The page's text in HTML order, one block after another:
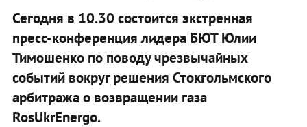
Сегодня в 10.30 состоится экстренная
пресс-конференция лидера БЮТ Юлии
Тимошенко по поводу чрезвычайных
событий вокруг решения Стокгольмского
арбитража о возвращении газа
RosUkrEnergo.